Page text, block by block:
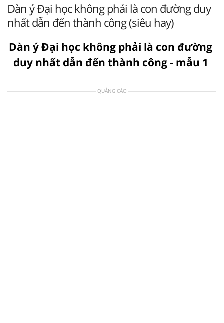
Dàn ý Đại học không phải là con đường duy
nhất dẫn đến thành công (siêu hay)
Dàn ý Đại học không phải là con đường
duy nhất dẫn đến thành công - mẫu 1
QUẢNG CÁO